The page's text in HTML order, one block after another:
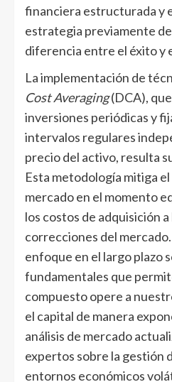
financiera estructurada y
estrategia previamente
diferencia entre el éxito y
La implementación de
Cost Averaging(DCA),
inversiones periódicas y
intervalos regulares
precio del activo, resulta
Esta metodología mitiga
mercado en el momento
los costos de adquisición
correcciones del
enfoque en el largo plazo
fundamentales que
compuesto opere a
el capital de manera
análisis de mercado
expertos sobre la gestión
entornos económicos